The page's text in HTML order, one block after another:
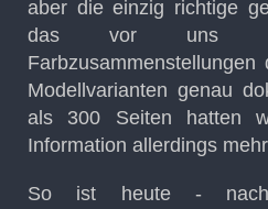
aber die einzig richtige
das vor uns
Modellvarianten genau
als 300 Seiten hatten
Information allerdings
So ist heute - nach